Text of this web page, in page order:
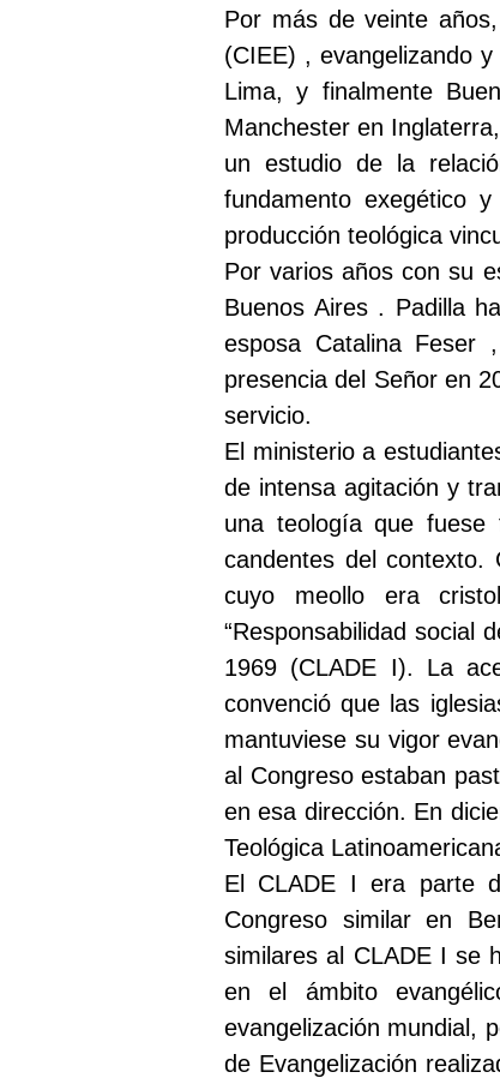
Por más de veinte
(CIEE) , evangelizando
Lima, y finalmente
Manchester en
un estudio de la
fundamento exegético
producción teológica
Por varios años con su
Buenos Aires . Padilla
esposa Catalina Feser
presencia del Señor en
servicio.
El ministerio a
de intensa agitación y
una teología que
candentes del
cuyo meollo era
“Responsabilidad social
1969 (CLADE I). La
convenció que las
mantuviese su vigor
al Congreso estaban
en esa dirección. En
Teológica
El CLADE I era parte
Congreso similar en
similares al CLADE I se
en el ámbito
evangelización mundial,
de Evangelización